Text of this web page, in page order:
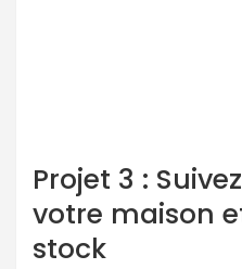
Projet 3 :
votre maison
stock